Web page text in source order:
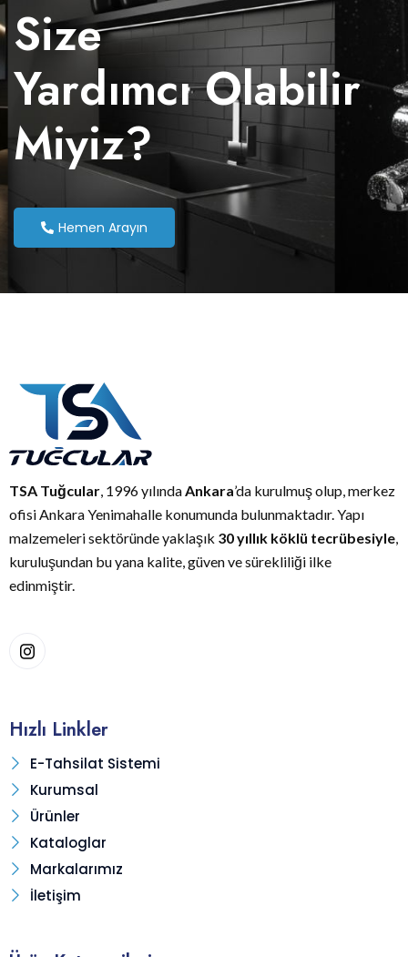
Size
Yardımcı Olabilir
Miyiz?
Hemen Arayın
TSA Tuğcular , 1996 yılında Ankara’da kurulmuş olup, merkez
ofisi Ankara Yenimahalle konumunda bulunmaktadır. Yapı
malzemeleri sektöründe yaklaşık 30 yıllık köklü tecrübesiyle
kuruluşundan bu yana kalite, güven ve sürekliliği ilke
edinmiştir.
Hızlı Linkler
E-Tahsilat Sistemi
Kurumsal
Ürünler
Kataloglar
Markalarımız
İletişim